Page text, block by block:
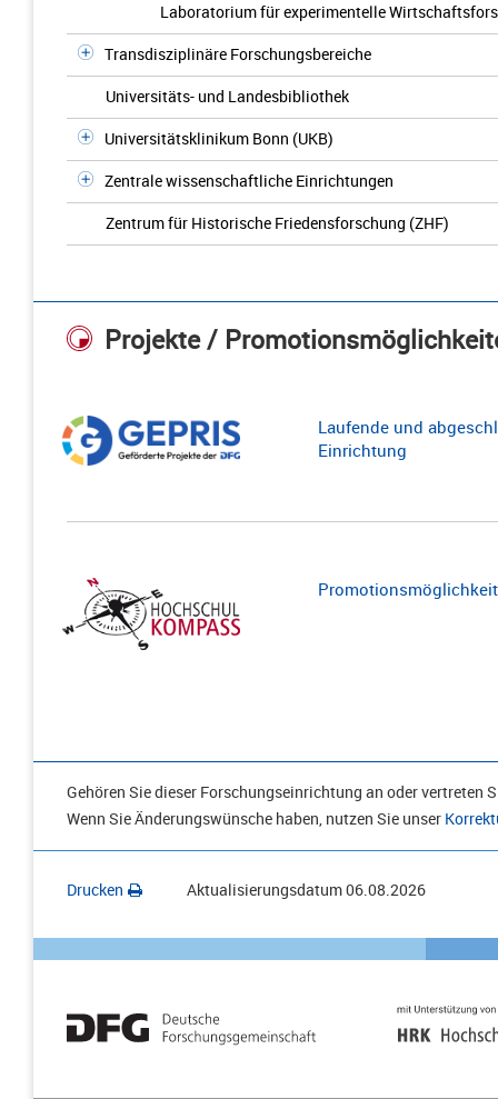
Laboratorium für experimentelle
Transdisziplinäre Forschungsbereiche
Universitäts- und Landesbibliothek
Universitätsklinikum Bonn (UKB)
Zentrale wissenschaftliche Einrichtungen
Zentrum für Historische Friedensforschung (ZHF)
Projekte /
Laufende und
Einrichtung
Gehören Sie dieser Forschungseinrichtung an oder vertreten
Wenn Sie Änderungswünsche haben, nutzen Sie unser
Drucken Aktualisierungsdatum06.08.2026